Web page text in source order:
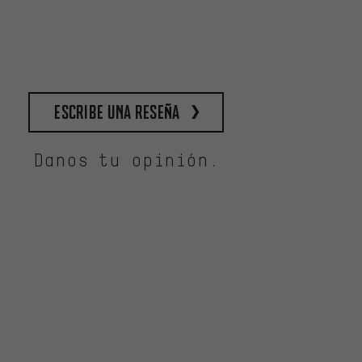
escribe una reseña
Danos tu opinión.